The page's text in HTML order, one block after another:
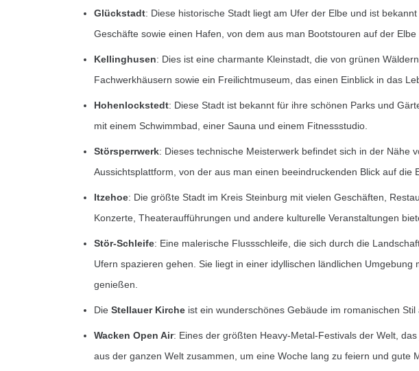
Glückstadt: Diese historische Stadt liegt am Ufer der Elbe und ist
Geschäfte sowie einen Hafen, von dem aus man Bootstouren auf der Elbe
Kellinghusen: Dies ist eine charmante Kleinstadt, die von grünen
Fachwerkhäusern sowie ein Freilichtmuseum, das einen Einblick in das
Hohenlockstedt: Diese Stadt ist bekannt für ihre schönen Parks und
mit einem Schwimmbad, einer Sauna und einem Fitnessstudio.
Störsperrwerk: Dieses technische Meisterwerk befindet sich in der Nähe
Aussichtsplattform, von der aus man einen beeindruckenden Blick auf die
Itzehoe: Die größte Stadt im Kreis Steinburg mit vielen Geschäften,
Konzerte, Theateraufführungen und andere kulturelle Veranstaltungen
Stör-Schleife: Eine malerische Flussschleife, die sich durch die
Ufern spazieren gehen. Sie liegt in einer idyllischen ländlichen
genießen.
Die Stellauer Kirche ist ein wunderschönes Gebäude im romanischen
Wacken Open Air: Eines der größten Heavy-Metal-Festivals der Welt,
aus der ganzen Welt zusammen, um eine Woche lang zu feiern und gute